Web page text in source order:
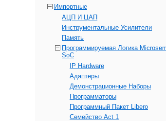
Импортные
АЦП И ЦАП
Инструментальные Усилители
Память
Программируемая Логика
SoC
IP Hardware
Адаптеры
Демонстрационные Наборы
Программаторы
Программный Пакет Libero
Семейство Act 1